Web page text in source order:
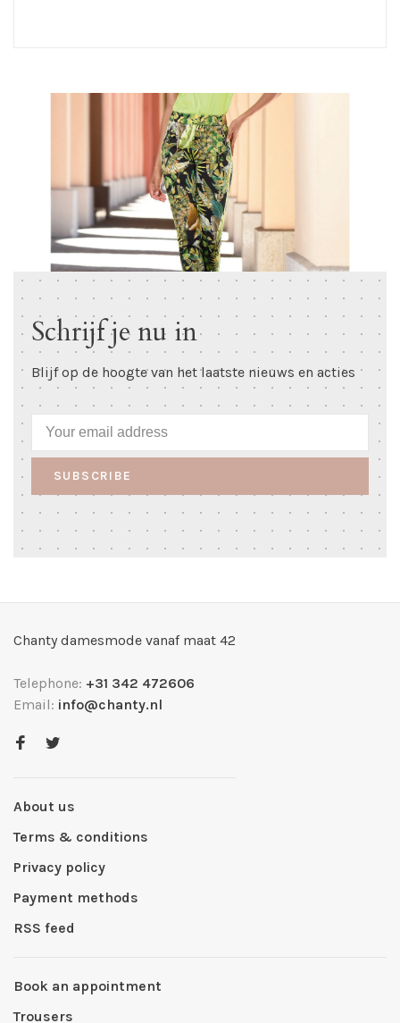
Schrijf je nu in
Blijf op de hoogte van het laatste nieuws en acties
SUBSCRIBE
Chanty damesmode vanaf maat 42
Telephone: +31 342 472606
Email: info@chanty.nl
About us
Terms & conditions
Privacy policy
Payment methods
RSS feed
Book an appointment
Trousers